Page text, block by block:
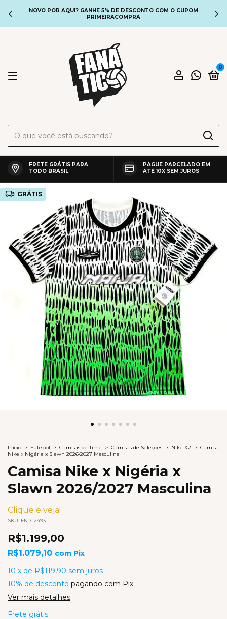
NOVO POR AQUI? GANHE 5% DE DESCONTO COM O CUPOM
PRIMEIRACOMPRA
0
FRETE GRÁTIS PARA
TODO BRASIL
PAGUE PARCELADO EM
ATÉ 10X SEM JUROS
GRÁTIS
Início > Futebol > Camisas de Time > Camisas de Seleções > Nike X2 > Camisa
Nike x Nigéria x Slawn 2026/2027 Masculina
Camisa Nike x Nigéria x
Slawn 2026/2027 Masculina
Clique e veja!
SKU: FNTC2493
R$1.199,00
R$1.079,10 com Pix
10 x de R$119,90 sem juros
10% de desconto pagando com Pix
Ver mais detalhes
Frete grátis